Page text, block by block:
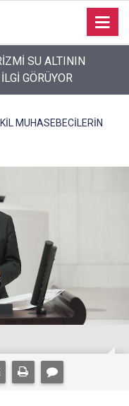
SU ALTININ
GÖRÜYOR
plaja girebilmek için
MUHASEBECİLERİN